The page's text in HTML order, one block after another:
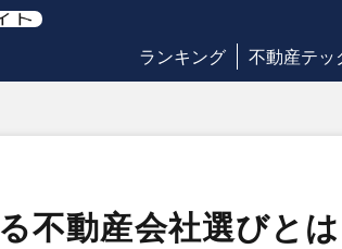
ランキング 不動産テッ
不動産会社選びと